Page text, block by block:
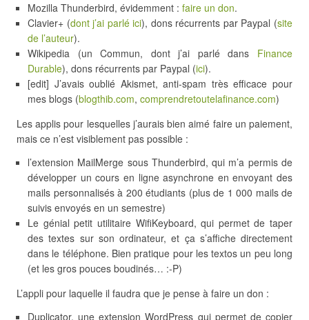
Mozilla Thunderbird, évidemment : faire un don.
Clavier+ (dont j’ai parlé ici), dons récurrents par Paypal (site
de l’auteur).
Wikipedia (un Commun, dont j’ai parlé dans Finance
Durable), dons récurrents par Paypal (ici).
[edit] J’avais oublié Akismet, anti-spam très efficace pour
mes blogs (blogthib.com, comprendretoutelafinance.com)
Les applis pour lesquelles j’aurais bien aimé faire un paiement,
mais ce n’est visiblement pas possible :
l’extension MailMerge sous Thunderbird, qui m’a permis de
développer un cours en ligne asynchrone en envoyant des
mails personnalisés à 200 étudiants (plus de 1 000 mails de
suivis envoyés en un semestre)
Le génial petit utilitaire WifiKeyboard, qui permet de taper
des textes sur son ordinateur, et ça s’affiche directement
dans le téléphone. Bien pratique pour les textos un peu long
(et les gros pouces boudinés… :-P)
L’appli pour laquelle il faudra que je pense à faire un don :
Duplicator, une extension WordPress qui permet de copier